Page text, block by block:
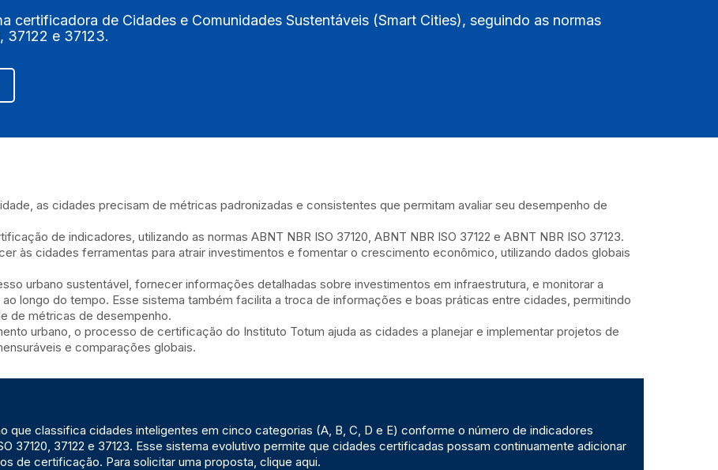
certificadora de Cidades e Comunidades Sustentáveis (Smart Cities), seguindo as normas
37122 e 37123.
as cidades precisam de métricas padronizadas e consistentes que permitam avaliar seu desempenho de
de indicadores, utilizando as normas ABNT NBR ISO 37120, ABNT NBR ISO 37122 e ABNT NBR ISO 37123.
às cidades ferramentas para atrair investimentos e fomentar o crescimento econômico, utilizando dados globais
urbano sustentável, fornecer informações detalhadas sobre investimentos em infraestrutura, e monitorar a
longo do tempo. Esse sistema também facilita a troca de informações e boas práticas entre cidades, permitindo
de métricas de desempenho.
urbano, o processo de certificação do Instituto Totum ajuda as cidades a planejar e implementar projetos de
e comparações globais.
que classifica cidades inteligentes em cinco categorias (A, B, C, D e E) conforme o número de indicadores
37120, 37122 e 37123. Esse sistema evolutivo permite que cidades certificadas possam continuamente adicionar
de certificação. Para solicitar uma proposta, clique aqui.